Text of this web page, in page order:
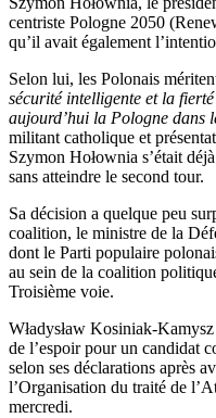
centriste Pologne 2050
qu’il avait également
Selon lui, les Polonais
sécurité intelligente et la
aujourd’hui la Pologne dans
militant catholique et
Szymon Hołownia s’était
sans atteindre le second tour.
Sa décision a quelque peu
coalition, le ministre de la
dont le Parti populaire
au sein de la coalition
Troisième voie.
Władysław Kosiniak-
de l’espoir pour un candidat
selon ses déclarations après
l’Organisation du traité de
mercredi.